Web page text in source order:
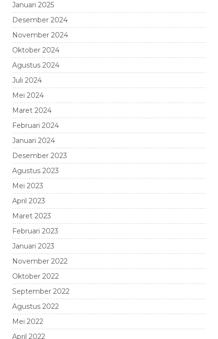
Januari 2025
Desember 2024
November 2024
Oktober 2024
Agustus 2024
Juli 2024
Mei 2024
Maret 2024
Februari 2024
Januari 2024
Desember 2023
Agustus 2023
Mei 2023
April 2023
Maret 2023
Februari 2023
Januari 2023
November 2022
Oktober 2022
September 2022
Agustus 2022
Mei 2022
April 2022